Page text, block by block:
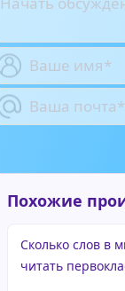
Похожие
Сколько слов в
читать